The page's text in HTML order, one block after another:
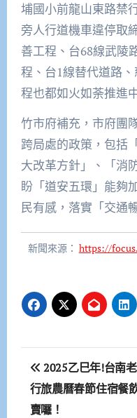
埔國小前龍山東路禁
旁人行道機車違停取
善工程、台68線武陵
程、台1線替代道路
程也都如火如荼推進
竹市府補充，市府團
跨局處的政策，包括
大改革方針」、「消
盼「道安五環」能夠
民有感，落實「交通
新聞來源： https://
文
章
2025乙巳年!台南
行旅農曆春節住宿餐
賣囉！